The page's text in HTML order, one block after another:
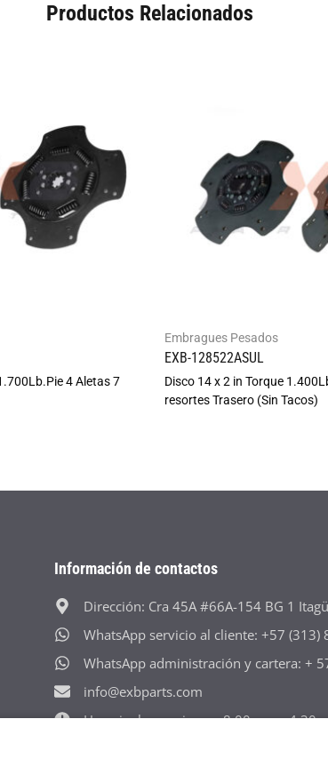
Productos Relacionados
4 Aletas 7
Embragues Pesados
EXB-128522ASUL
Disco 14 x 2 in Torque
resortes Trasero (Sin Tacos)
Información de contactos
Dirección: Cra 45A #66A-154 BG 1
WhatsApp servicio al cliente: +57 (313)
WhatsApp administración y cartera: +
info@exbparts.com
Horario: lunes-viernes 8:00 a.m - 4:30